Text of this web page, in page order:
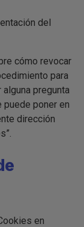
del
cómo revocar
para
pregunta
poner en
dirección
en